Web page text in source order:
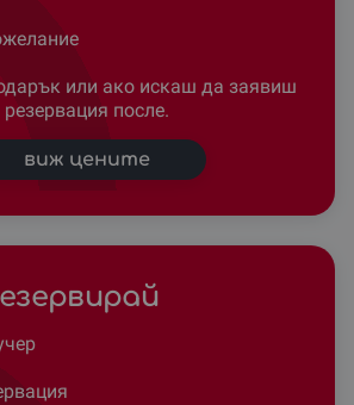
или ако искаш да заявиш
резервация после.
виж цените